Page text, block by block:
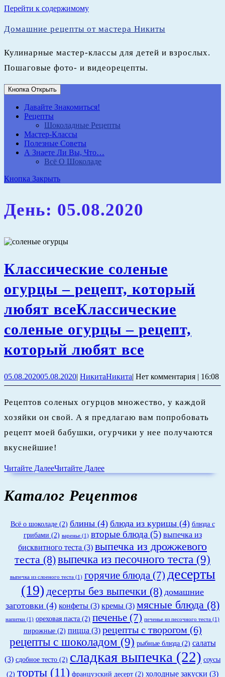
Перейти к содержимому
Домашние рецепты от мастера Никиты
Кулинарные мастер-классы для детей и взрослых.
Пошаговые фото- и видеорецепты.
Кнопка Открыть
Давайте Знакомиться!
Рецепты
Шоколадные Рецепты
Мастер-Классы
Полезные Советы
А Знаете Ли Вы, Что…
Всё О Шоколаде
Кнопка Закрыть
День: 05.08.2020
Классические соленые
огурцы – рецепт, который
любят всеКлассические
соленые огурцы – рецепт,
который любят все
05.08.202005.08.2020| НикитаНикита| Нет комментария | 16:08
Рецептов соленых огурцов множество, у каждой
хозяйки он свой. А я предлагаю вам попробовать
рецепт моей бабушки, огурчики у нее получаются
вкуснейшие!
Читайте ДалееЧитайте Далее
Каталог Рецептов
Всё о шоколаде(2) блины(4) блюда из курицы(4) блюда с
грибами (2) варенье(1) вторые блюда (5) выпечка из
бисквитного теста (3) выпечка из дрожжевого
теста (8)выпечка из песочного теста (9)
выпечка из слоеного теста(1) горячие блюда (7) десерты
(19) десерты без выпечки (8) домашние
заготовки (4) конфеты (3) кремы (3) мясные блюда (8)
напитки (1) ореховая паста (2) печенье (7) печенье из песочного теста (1)
пирожные(2) пицца (3) рецепты с творогом (6)
рецепты с шоколадом (9) рыбные блюда(2) салаты
(3) сдобное тесто (2) сладкая выпечка (22) соусы
(2) торты (11) французский десерт (2) холодные закуски (3)